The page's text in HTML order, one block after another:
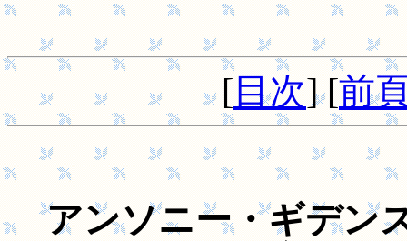
[ 目次] [前
アンソニー・ギデン